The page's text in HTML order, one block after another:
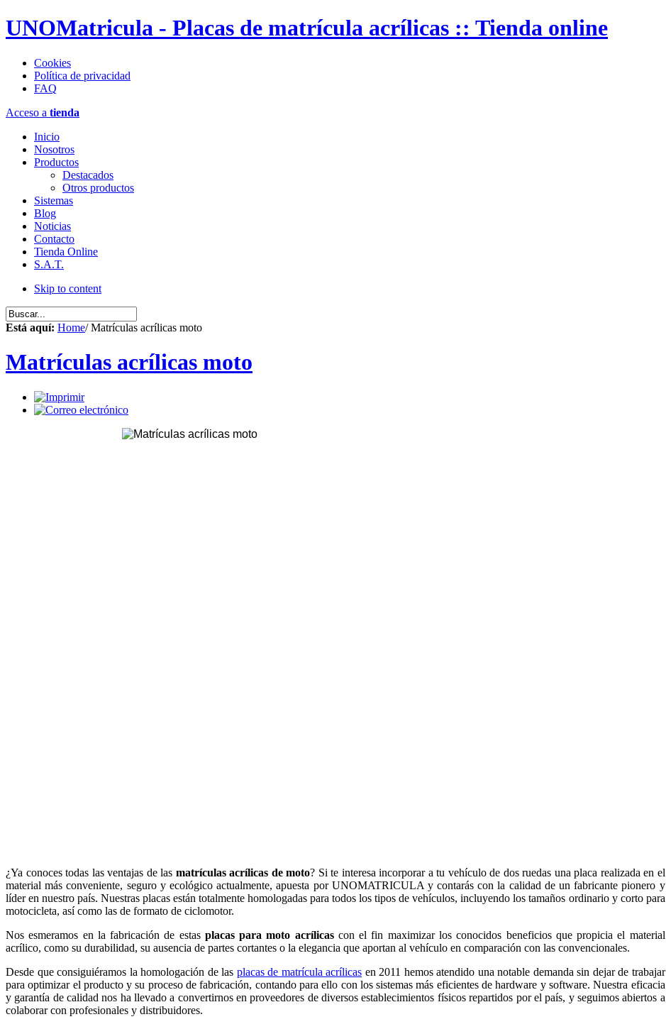
UNOMatricula - Placas de matrícula acrílicas :: Tienda online
Cookies
Política de privacidad
FAQ
Acceso a tienda
Inicio
Nosotros
Productos
Destacados
Otros productos
Sistemas
Blog
Noticias
Contacto
Tienda Online
S.A.T.
Skip to content
Está aquí: Home/ Matrículas acrílicas moto
Matrículas acrílicas moto
¿Ya conoces todas las ventajas de las matrículas acrílicas de moto? Si te interesa incorporar a tu vehículo de dos ruedas una placa realizada en el
material más conveniente, seguro y ecológico actualmente, apuesta por UNOMATRICULA y contarás con la calidad de un fabricante pionero y
líder en nuestro país. Nuestras placas están totalmente homologadas para todos los tipos de vehículos, incluyendo los tamaños ordinario y corto para
motocicleta, así como las de formato de ciclomotor.
Nos esmeramos en la fabricación de estas placas para moto acrílicascon el fin maximizar los conocidos beneficios que propicia el material
acrílico, como su durabilidad, su ausencia de partes cortantes o la elegancia que aportan al vehículo en comparación con las convencionales.
Desde que consiguiéramos la homologación de las placas de matrícula acrílicas en 2011 hemos atendido una notable demanda sin dejar de trabajar
para optimizar el producto y su proceso de fabricación, contando para ello con los sistemas más eficientes de hardware y software. Nuestra eficacia
y garantía de calidad nos ha llevado a convertirnos en proveedores de diversos establecimientos físicos repartidos por el país, y seguimos abiertos a
colaborar con profesionales y distribuidores.